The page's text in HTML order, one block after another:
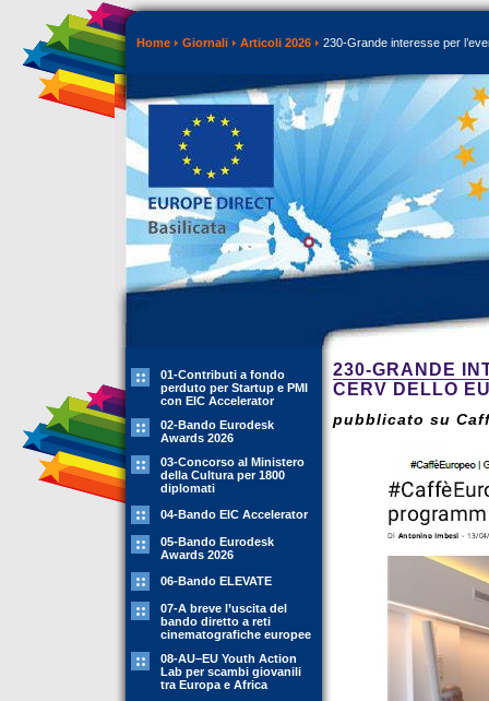
Home Giornali Articoli 2026 230-Grande interesse per
01-Contributi a fondo
perduto per Startup e PMI
con EIC Accelerator
02-Bando Eurodesk
Awards 2026
03-Concorso al Ministero
della Cultura per 1800
diplomati
04-Bando EIC Accelerator
05-Bando Eurodesk
Awards 2026
06-Bando ELEVATE
07-A breve l’uscita del
bando diretto a reti
cinematografiche europee
08-AU–EU Youth Action
Lab per scambi giovanili
tra Europa e Africa
230-GRANDE
CERV DELLO
pubblicato su